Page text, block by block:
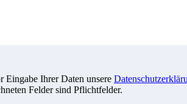
Eingabe Ihrer Daten unsere
Felder sind Pflichtfelder.